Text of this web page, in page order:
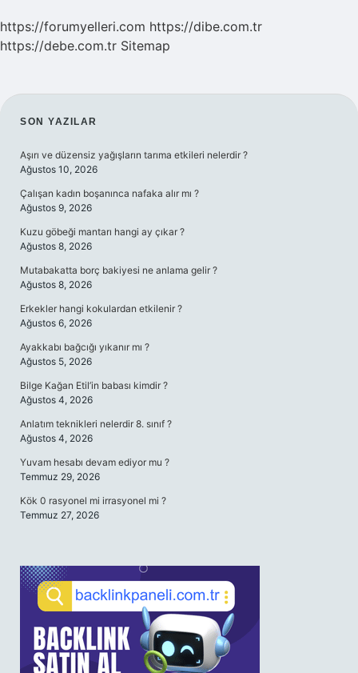
https://forumyelleri.com https://dibe.com.tr
https://debe.com.tr Sitemap
SIDEBAR
SON YAZILAR
Aşırı ve düzensiz yağışların tarıma etkileri nelerdir ?
Ağustos 10, 2026
Çalışan kadın boşanınca nafaka alır mı ?
Ağustos 9, 2026
Kuzu göbeği mantarı hangi ay çıkar ?
Ağustos 8, 2026
Mutabakatta borç bakiyesi ne anlama gelir ?
Ağustos 8, 2026
Erkekler hangi kokulardan etkilenir ?
Ağustos 6, 2026
Ayakkabı bağcığı yıkanır mı ?
Ağustos 5, 2026
Bilge Kağan Etil’in babası kimdir ?
Ağustos 4, 2026
Anlatım teknikleri nelerdir 8. sınıf ?
Ağustos 4, 2026
Yuvam hesabı devam ediyor mu ?
Temmuz 29, 2026
Kök 0 rasyonel mi irrasyonel mi ?
Temmuz 27, 2026